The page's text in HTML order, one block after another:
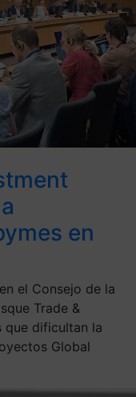
en
el Consejo de la
Trade &
que dificultan la
Global